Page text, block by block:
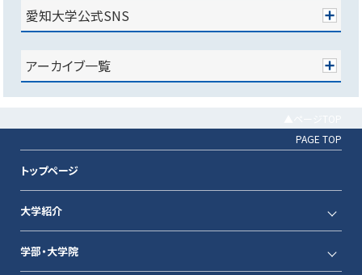
愛知大学公式SNS
アーカイブ一覧
PAGE TOP
トップページ
大学紹介
学部・大学院